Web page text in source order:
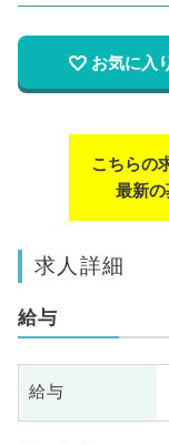
お気に入
こちらの
最新の
求人詳細
給与
給与